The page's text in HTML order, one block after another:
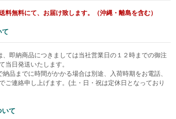
料無料にて、お届け致します。（沖縄・離島を含む）
て
、即納商品につきましては当社営業日の１２時までの御注
当日発送いたします。
納品までに時間がかかる場合は別途、入荷時期をお電話、
ご連絡申し上げます。(土・日・祝は定休日となっており
いて